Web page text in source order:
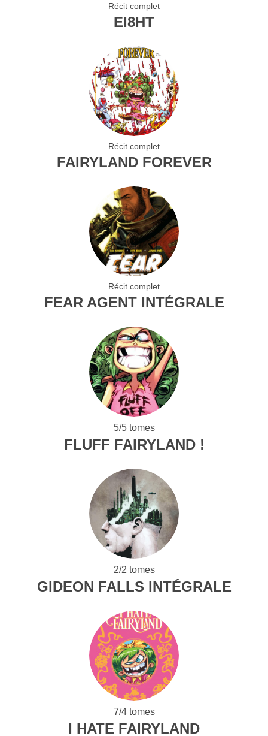
Récit complet
EI8HT
Récit complet
FAIRYLAND FOREVER
Récit complet
FEAR AGENT INTÉGRALE
5/5 tomes
FLUFF FAIRYLAND !
2/2 tomes
GIDEON FALLS INTÉGRALE
7/4 tomes
I HATE FAIRYLAND